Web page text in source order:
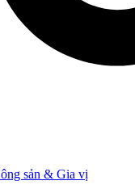
sản & Gia vị